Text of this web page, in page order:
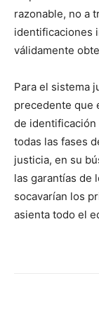
razonable, no a
identificaciones
válidamente
Para el sistema
precedente que
de
todas las fases
justicia, en su
las garantías de
socavarían los
asienta todo el